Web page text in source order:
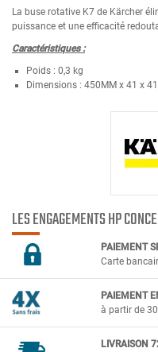
La buse rotative K7 de Kärcher
puissance et une efficacité
Caractéristiques :
Poids : 0,3 kg
Dimensions : 450MM x 41 x
LES ENGAGEMENTS HP
PAIEMENT
Carte
PAIEMENT
à partir de
LIVRAISON